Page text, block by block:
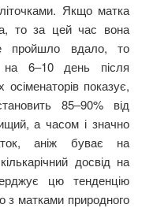
Якщо матка
то за цей час вона
пройшло вдало, то
на 6‒10 день після
осіменаторів показує,
85‒90% від
а часом і значно
аніж буває на
досвід на
цю тенденцію
з матками природного